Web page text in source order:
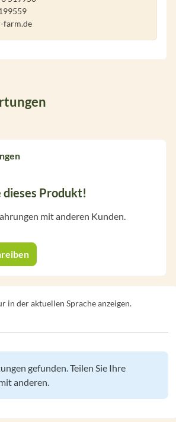
farm.de
5 Sternen Produkt!
mit anderen Kunden.
in der aktuellen Sprache anzeigen.
gefunden. Teilen Sie Ihre
anderen.